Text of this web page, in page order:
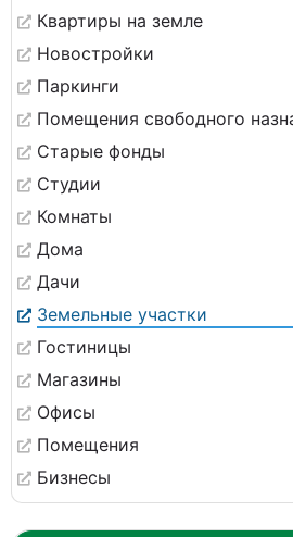
Квартиры на земле
Новостройки
Паркинги
Помещения свободного
Старые фонды
Студии
Комнаты
Дома
Дачи
Земельные участки
Гостиницы
Магазины
Офисы
Помещения
Бизнесы